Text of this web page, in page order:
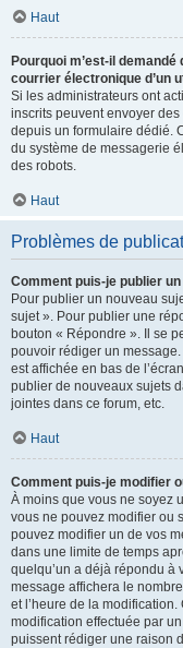
Haut
Pourquoi m’est-il
courrier électronique d’un
Si les administrateurs ont
inscrits peuvent envoyer
depuis un formulaire dédié.
du système de messagerie
des robots.
Haut
Problèmes de
Comment puis-je publier
Pour publier un nouveau
sujet ». Pour publier une
bouton « Répondre ». Il se
pouvoir rédiger un
est affichée en bas de
publier de nouveaux sujets
jointes dans ce forum, etc.
Haut
Comment puis-je modifier
À moins que vous ne soyez
vous ne pouvez modifier ou
pouvez modifier un de vos
dans une limite de temps
quelqu’un a déjà répondu à
message affichera le
et l’heure de la modification.
modification effectuée par
puissent rédiger une raison